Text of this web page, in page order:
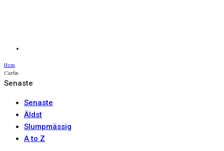
Hem
Carfin
Senaste
Senaste
Äldst
Slumpmässig
A to Z